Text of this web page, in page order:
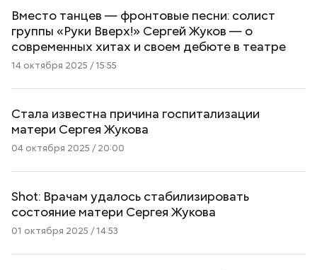
Вместо танцев — фронтовые песни: солист
группы «Руки Вверх!» Сергей Жуков — о
современных хитах и своем дебюте в театре
14 октября 2025 / 15:55
Стала известна причина госпитализации
матери Сергея Жукова
04 октября 2025 / 20:00
Shot: Врачам удалось стабилизировать
состояние матери Сергея Жукова
01 октября 2025 / 14:53